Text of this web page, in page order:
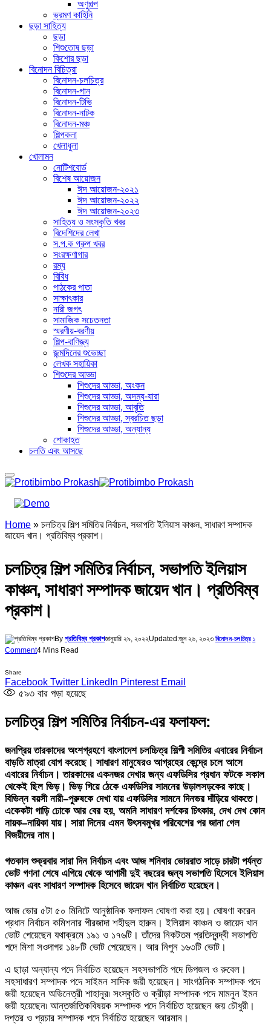
অণুগল্প
ভ্রমণ কাহিনি
ছড়া সাহিত্য
ছড়া
শিশুতোষ ছড়া
কিশোর ছড়া
বিনোদন বিচিত্রা
বিনোদন-চলচিত্র
বিনোদন-গান
বিনোদন-টিভি
বিনোদন-নাটক
বিনোদন-মঞ্চ
শিল্পকলা
খেলাধুলা
খোলামন
নোটিশবোর্ড
বিশেষ আয়োজন
ঈদ আয়োজন-২০২১
ঈদ আয়োজন-২০২২
ঈদ আয়োজন-২০২৩
সাহিত্য ও সংস্কৃতি খবর
বিদেশিদের লেখা
স.প.ক গ্রুপ খবর
সংরক্ষণাগার
রম্য
বিবিধ
পাঠকের পাতা
সাক্ষাৎকার
নারী জগৎ
সামাজিক সচেতনতা
স্মরণীয়-বরণীয়
শিল্প-বাণিজ্য
জন্মদিনের শুভেচ্ছা
লেখক সহায়িকা
শিশুদের আড্ডা
শিশুদের আড্ডা, অংকন
শিশুদের আড্ডা, অদম্য-যারা
শিশুদের আড্ডা, আবৃতি
শিশুদের আড্ডা, স্বরচিত ছড়া
শিশুদের আড্ডা, অন্যান্য
শোকাহত
চলতি এবং আসছে
Home » চলচিত্র শিল্প সমিতির নির্বাচন, সভাপতি ইলিয়াস কাঞ্চন, সাধারণ সম্পাদক
জায়েদ খান। প্রতিবিম্ব প্রকাশ।
চলচিত্র শিল্প সমিতির নির্বাচন, সভাপতি ইলিয়াস
কাঞ্চন, সাধারণ সম্পাদক জায়েদ খান। প্রতিবিম্ব
প্রকাশ।
By প্রতিবিম্ব প্রকাশজানুয়ারি ২৯, ২০২২Updated:জুন ২৬, ২০২৩ বিনোদন-চলচিত্র ১
Comment4 Mins Read
Share
Facebook Twitter LinkedIn Pinterest Email
৫৯৩ বার পড়া হয়েছে
চলচিত্র শিল্প সমিতির নির্বাচন-এর ফলাফল:
জনপ্রিয় তারকাদের অংশগ্রহণে বাংলাদেশ চলচ্চিত্র শিল্পী সমিতির এবারের নির্বাচন
বাড়তি মাত্রা যোগ করেছে। সাধারণ মানুষেরও আগ্রহের কেন্দ্রে চলে আসে
এবারের নির্বাচন। তারকাদের একনজর দেখার জন্য এফডিসির প্রধান ফটকে সকাল
থেকেই ছিল ভিড়। ভিড় গিয়ে ঠেকে এফডিসির সামনের উড়ালসড়কের কাছে।
বিভিন্ন বয়সী নারী–পুরুষকে দেখা যায় এফডিসির সামনে দিনভর দাঁড়িয়ে থাকতে।
একেকটা গাড়ি ঢোকে আর বের হয়, অমনি সাধারণ দর্শকের চিৎকার, দেখ দেখ কোন
নায়ক–নায়িকা যায়। সারা দিনের এমন উৎসবমুখর পরিবেশের পর জানা গেল
বিজয়ীদের নাম।
গতকাল শুক্রবার সারা দিন নির্বাচন এবং আজ শনিবার ভোররাত সাড়ে চারটা পর্যন্ত
ভোট গণনা শেষে এগিয়ে থেকে আগামী দুই বছরের জন্য সভাপতি হিসেবে ইলিয়াস
কাঞ্চন এবং সাধারণ সম্পাদক হিসেবে জায়েদ খান নির্বাচিত হয়েছেন।
আজ ভোর ৫টা ৫০ মিনিটে আনুষ্ঠানিক ফলাফল ঘোষণা করা হয়। ঘোষণা করেন
প্রধান নির্বাচন কমিশনার পীরজাদা শহীদুল হারুন। ইলিয়াস কাঞ্চন ও জায়েদ খান
ভোট পেয়েছেন যথাক্রমে ১৯১ ও ১৭৬টি। তাঁদের নিকটতম প্রতিদ্বন্দ্বী সভাপতি
পদে মিশা সওদাগর ১৪৮টি ভোট পেয়েছেন। আর নিপুন ১৬৩টি ভোট।
এ ছাড়া অন্যান্য পদে নির্বাচিত হয়েছেন সহসভাপতি পদে ডিপজল ও রুবেল।
সহসাধারণ সম্পাদক পদে সাইমন সাদিক জয়ী হয়েছেন। সাংগঠনিক সম্পাদক পদে
জয়ী হয়েছেন অভিনেত্রী শাহানূর৷ সংস্কৃতি ও ক্রীড়া সম্পাদক পদে মামনুন ইমন
জয়ী হয়েছেন৷ আন্তর্জাতিকবিষয়ক সম্পাদক পদে নির্বাচিত হয়েছেন জয় চৌধুরী।
দপ্তর ও প্রচার সম্পাদক পদে নির্বাচিত হয়েছেন আরমান।